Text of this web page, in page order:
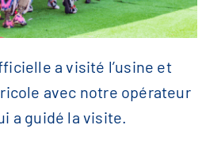
a visité l’usine et
avec notre opérateur
a guidé la visite.